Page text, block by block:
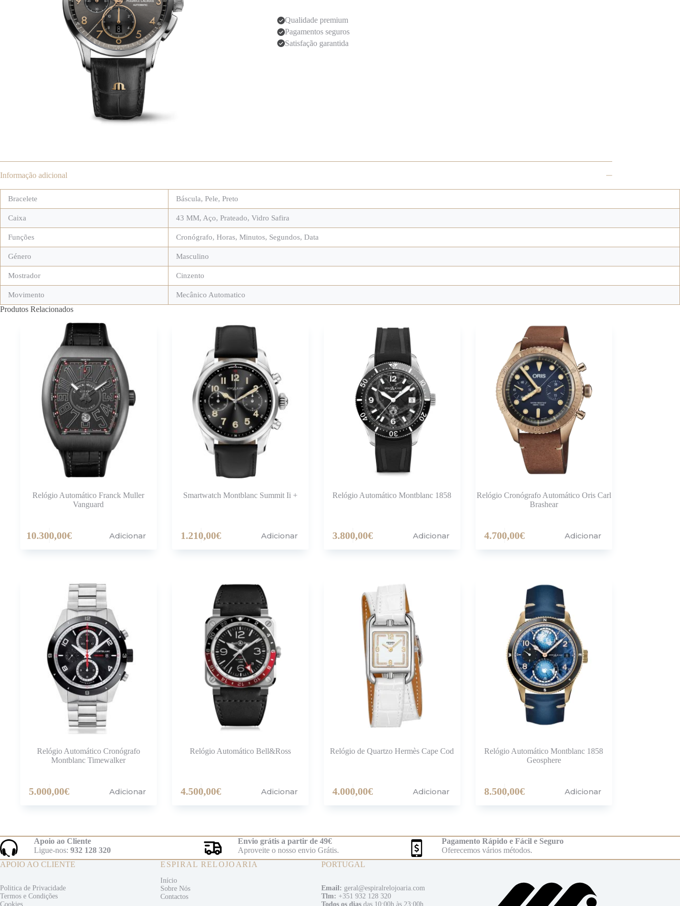
Qualidade premium
Pagamentos seguros
Satisfação garantida
Informação adicional
Bracelete Báscula, Pele, Preto
Caixa 43 MM, Aço, Prateado, Vidro Safira
Funções Cronógrafo, Horas, Minutos, Segundos, Data
Género Masculino
Mostrador Cinzento
Movimento Mecânico Automatico
Produtos Relacionados
Relógio Automático Franck Muller
Vanguard
10.300,00€ Adicionar
Smartwatch Montblanc Summit Ii +
1.210,00€ Adicionar
Relógio Automático Montblanc 1858
3.800,00€ Adicionar
Relógio Cronógrafo Automático Oris Carl
Brashear
4.700,00€ Adicionar
Relógio Automático Cronógrafo
Montblanc Timewalker
5.000,00€ Adicionar
Relógio Automático Bell&Ross
4.500,00€ Adicionar
Relógio de Quartzo Hermès Cape Cod
4.000,00€ Adicionar
Relógio Automático Montblanc 1858
Geosphere
8.500,00€ Adicionar
Apoio ao Cliente
Ligue-nos: 932 128 320
Envio grátis a partir de 49€
Aproveite o nosso envio Grátis.
Pagamento Rápido e Fácil e Seguro
Oferecemos vários métodos.
APOIO AO CLIENTE
Politica de Privacidade
Termos e Condições
Cookies
ESPIRAL RELOJOARIA
Início
Sobre Nós
Contactos
PORTUGAL
Email: geral@espiralrelojoaria.com
Tlm: +351 932 128 320
Todos os diasdas 10:00h às 23:00h